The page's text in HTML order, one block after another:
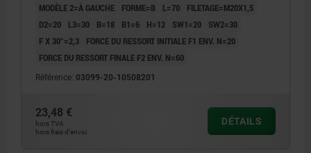
MODÈLE 2=À GAUCHE
FORME=B L=70
FILETAGE=M20X1,5
D2=20
L3=30 B=18 B1=6 H=12 SW1=20
SW2=30
F X 30°=2,3
FORCE DU RESSORT INITIALE F1 ENV. N=20
FORCE DU RESSORT FINALE F2 ENV. N=60
Référence: 03099-20-10508201
23,48 €
hors TVA
hors frais d’envoi
DÉTAILS